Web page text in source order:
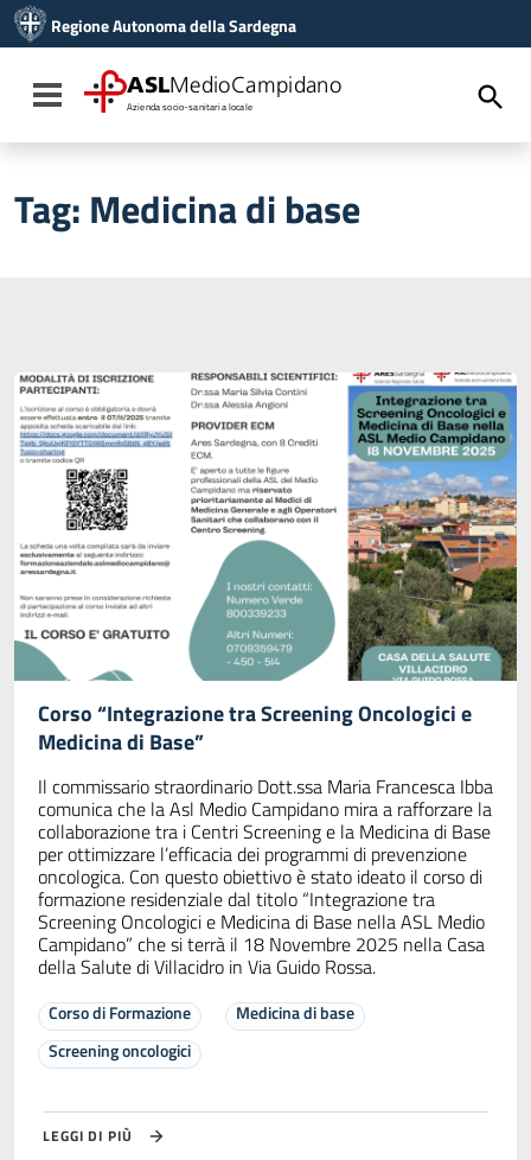
Vai al menu di navigazione
Vai al footer
Regione Autonoma della Sardegna
Toggle navigation
ASLMedioCampidano
Azienda socio-sanitaria locale
Tag: Medicina di base
Corso “Integrazione tra Screening Oncologici e
Medicina di Base”
Il commissario straordinario Dott.ssa Maria Francesca Ibba
comunica che la Asl Medio Campidano mira a rafforzare la
collaborazione tra i Centri Screening e la Medicina di Base
per ottimizzare l’efficacia dei programmi di prevenzione
oncologica. Con questo obiettivo è stato ideato il corso di
formazione residenziale dal titolo “Integrazione tra
Screening Oncologici e Medicina di Base nella ASL Medio
Campidano” che si terrà il 18 Novembre 2025 nella Casa
della Salute di Villacidro in Via Guido Rossa.
Corso di Formazione
Medicina di base
Screening oncologici
LEGGI DI PIÙ